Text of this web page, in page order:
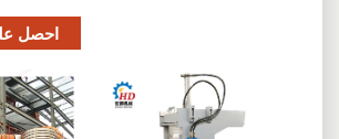
احصل